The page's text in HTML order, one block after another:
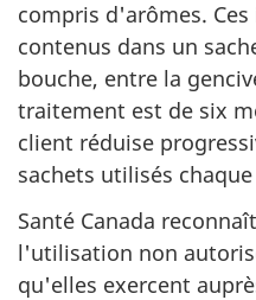
compris d'arômes.
contenus dans un
bouche, entre la
traitement est de six
client réduise
sachets utilisés
Santé Canada
l'utilisation non
qu'elles exercent